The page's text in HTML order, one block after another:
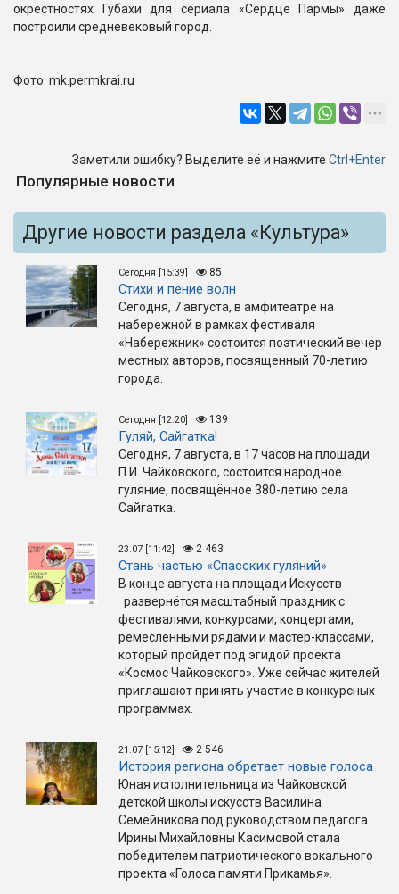
окрестностях Губахи для сериала «Сердце Пармы» даже
построили средневековый город.
Фото: mk.permkrai.ru
Заметили ошибку? Выделите её и нажмите Ctrl+Enter
Популярные новости
Другие новости раздела «Культура»
Сегодня [15:39] 85
Стихи и пение волн
Сегодня, 7 августа, в амфитеатре на
набережной в рамках фестиваля
«Набережник» состоится поэтический вечер
местных авторов, посвященный 70-летию
города.
Сегодня [12:20] 139
Гуляй, Сайгатка!
Сегодня, 7 августа, в 17 часов на площади
П.И. Чайковского, состоится народное
гуляние, посвящённое 380-летию села
Сайгатка.
23.07 [11:42] 2 463
Стань частью «Спасских гуляний»
В конце августа на площади Искусств
развернётся масштабный праздник с
фестивалями, конкурсами, концертами,
ремесленными рядами и мастер-классами,
который пройдёт под эгидой проекта
«Космос Чайковского». Уже сейчас жителей
приглашают принять участие в конкурсных
программах.
21.07 [15:12] 2 546
История региона обретает новые голоса
Юная исполнительница из Чайковской
детской школы искусств Василина
Семейникова под руководством педагога
Ирины Михайловны Касимовой стала
победителем патриотического вокального
проекта «Голоса памяти Прикамья».